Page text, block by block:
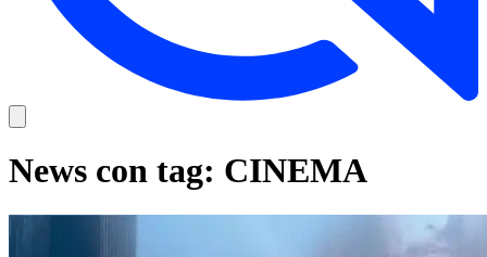
News con tag: CINEMA